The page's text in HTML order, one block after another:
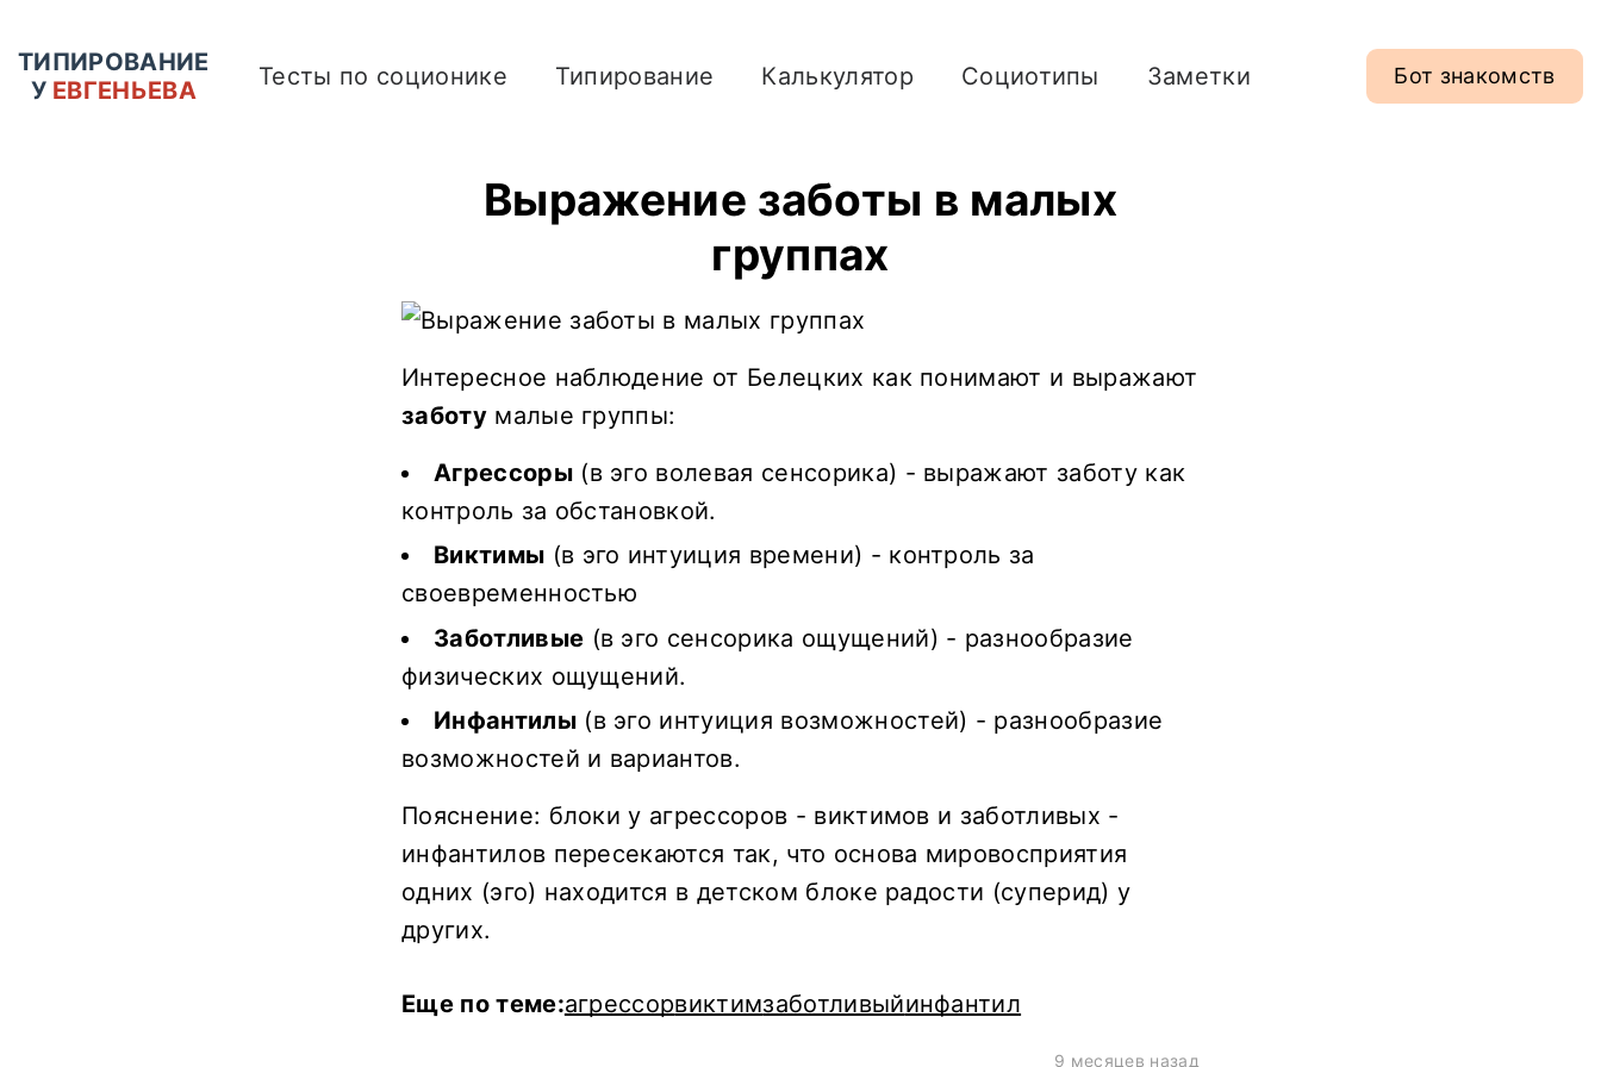
ТИПИРОВАНИЕ
У ЕВГЕНЬЕВА Тесты по соционике Типирование Калькулятор Социотипы Заметки Бот знакомств
Выражение заботы в малых
группах
Интересное наблюдение от Белецких как понимают и выражают
заботумалые группы:
Агрессоры(в эго волевая сенсорика) - выражают заботу как
контроль за обстановкой.
Виктимы (в эго интуиция времени) - контроль за
своевременностью
Заботливые (в эго сенсорика ощущений) - разнообразие
физических ощущений.
Инфантилы(в эго интуиция возможностей) - разнообразие
возможностей и вариантов.
Пояснение: блоки у агрессоров - виктимов и заботливых -
инфантилов пересекаются так, что основа мировосприятия
одних (эго) находится в детском блоке радости (суперид) у
других.
Еще по теме:агрессорвиктимзаботливыйинфантил
9 месяцев назад